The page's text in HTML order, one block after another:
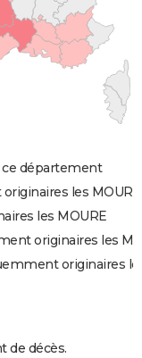
ce département
les MOURE
les MOURE
originaires les
originaires
de décès.